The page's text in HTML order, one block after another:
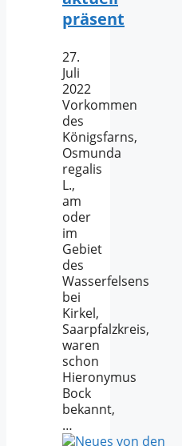
präsent
27.
Juli
2022
Vorkommen
des
Königsfarns,
Osmunda
regalis
L.,
am
oder
im
Gebiet
des
Wasserfelsens
bei
Kirkel,
Saarpfalzkreis,
waren
schon
Hieronymus
Bock
bekannt,
…